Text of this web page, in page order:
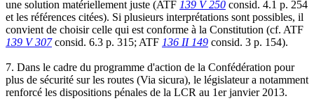
une solution matériellement juste (ATF 139 V 250 consid. 4.1 p. 254
et les références citées). Si plusieurs interprétations sont possibles, il
convient de choisir celle qui est conforme à la Constitution (cf. ATF
139 V 307consid. 6.3 p. 315; ATF 136 II 149 consid. 3 p. 154).
7. Dans le cadre du programme d'action de la Confédération pour
plus de sécurité sur les routes (Via sicura), le législateur a notamment
renforcé les dispositions pénales de la LCR au 1er janvier 2013.